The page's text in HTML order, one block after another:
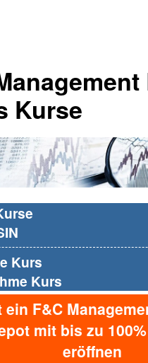
Kurse
Kurs
Kurs
ein F&C
mit bis zu
eröffnen